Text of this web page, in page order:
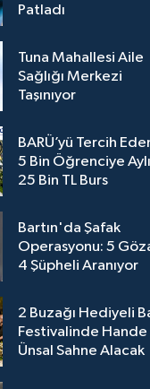
Patladı
Tuna Mahallesi Aile
Sağlığı Merkezi
Taşınıyor
BARÜ’yü Tercih
5 Bin Öğrenciye
25 Bin TL Burs
Bartın'da Şafak
Operasyonu: 5
4 Şüpheli Aranıyor
2 Buzağı Hediyeli
Festivalinde Hande
Ünsal Sahne Alacak